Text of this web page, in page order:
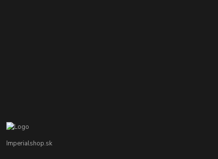
Imperialshop.sk